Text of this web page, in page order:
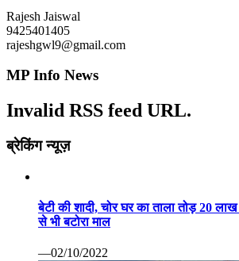
Rajesh Jaiswal
9425401405
rajeshgwl9@gmail.com
MP Info News
Invalid RSS feed URL.
ब्रेकिंग न्यूज़
बेटी की शादी, चोर घर का ताला तोड़ 20
से भी बटोरा माल
—02/10/2022